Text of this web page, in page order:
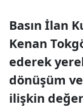
Basın İlan
Kenan
ederek
dönüşüm
ilişkin